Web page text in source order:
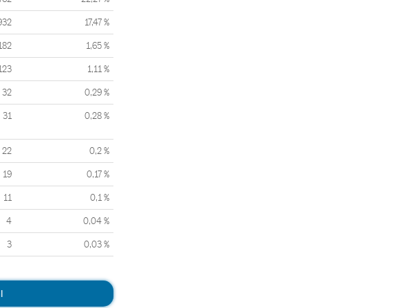
17,47 %
1,65 %
1,11 %
32 0,29 %
31 0,28 %
22 0,2 %
19 0,17 %
11 0,1 %
4 0,04 %
3 0,03 %